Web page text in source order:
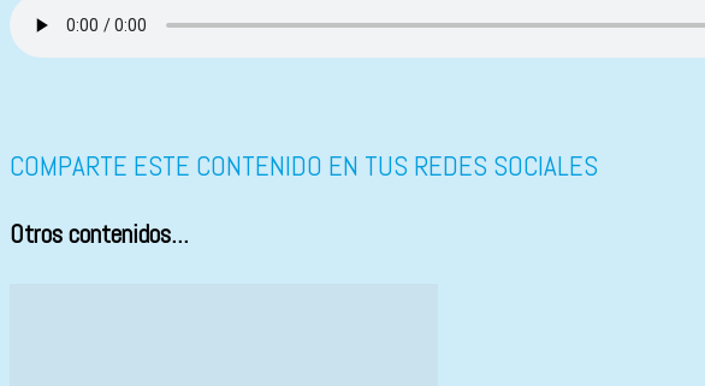
COMPARTE ESTE CONTENIDO EN TUS REDES SOCIALES
Otros contenidos...